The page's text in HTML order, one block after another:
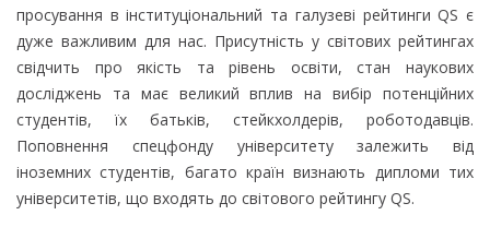
просування в інституціональний та галузеві рейтинги QS є
дуже важливим для нас. Присутність у світових рейтингах
свідчить про якість та рівень освіти, стан наукових
досліджень та має великий вплив на вибір потенційних
студентів, їх батьків, стейкхолдерів, роботодавців.
Поповнення спецфонду університету залежить від
іноземних студентів, багато країн визнають дипломи тих
університетів, що входять до світового рейтингу QS.